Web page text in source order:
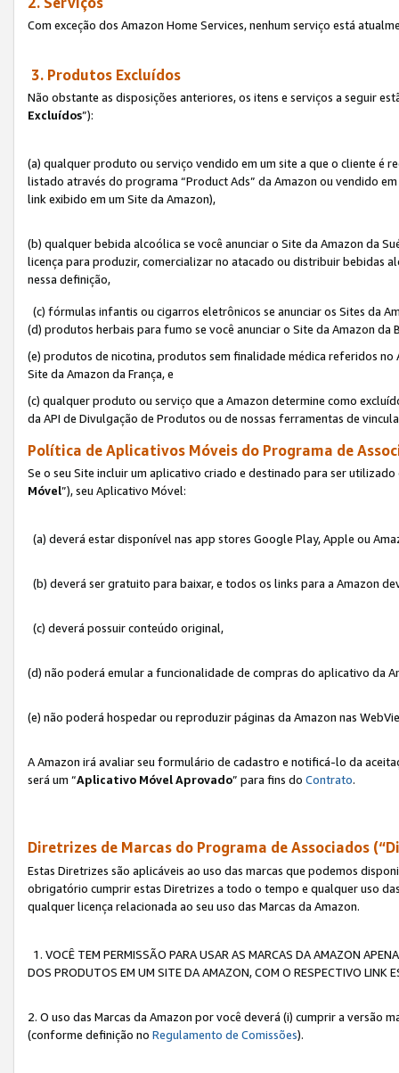
Com exceção dos Amazon Home Services, nenhum serviço está
3. Produtos Excluídos
Não obstante as disposições anteriores, os itens e serviços a seguir
Excluídos”):
(a) qualquer produto ou serviço vendido em um site a que o cliente é
listado através do programa “Product Ads” da Amazon ou vendido
link exibido em um Site da Amazon),
(b) qualquer bebida alcoólica se você anunciar o Site da Amazon da
licença para produzir, comercializar no atacado ou distribuir bebidas
nessa definição,
(c) fórmulas infantis ou cigarros eletrônicos se anunciar os Sites da
(d) produtos herbais para fumo se você anunciar o Site da Amazon da
(e) produtos de nicotina, produtos sem finalidade médica referidos no
Site da Amazon da França, e
(c) qualquer produto ou serviço que a Amazon determine como
da API de Divulgação de Produtos ou de nossas ferramentas de
Política de Aplicativos Móveis do Programa de
Se o seu Site incluir um aplicativo criado e destinado para ser
Móvel”), seu Aplicativo Móvel:
(a) deverá estar disponível nas app stores Google Play, Apple ou
(b) deverá ser gratuito para baixar, e todos os links para a Amazon
(c) deverá possuir conteúdo original,
(d) não poderá emular a funcionalidade de compras do aplicativo da
(e) não poderá hospedar ou reproduzir páginas da Amazon nas
A Amazon irá avaliar seu formulário de cadastro e notificá-lo da
será um “Aplicativo Móvel Aprovado” para fins do Contrato.
Diretrizes de Marcas do Programa de Associados
Estas Diretrizes são aplicáveis ao uso das marcas que podemos
obrigatório cumprir estas Diretrizes a todo o tempo e qualquer uso
qualquer licença relacionada ao seu uso das Marcas da Amazon.
1. VOCÊ TEM PERMISSÃO PARA USAR AS MARCAS DA AMAZON
DOS PRODUTOS EM UM SITE DA AMAZON, COM O RESPECTIVO LINK
2. O uso das Marcas da Amazon por você deverá (i) cumprir a versão
(conforme definição no Regulamento de Comissões).